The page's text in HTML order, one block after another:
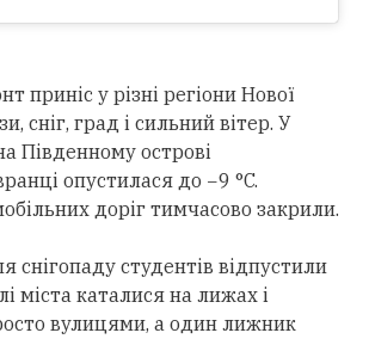
приніс у різні регіони Нової
сніг, град і сильний вітер. У
Південному острові
опустилася до −9 °C.
доріг тимчасово закрили.
снігопаду студентів відпустили
міста каталися на лижах і
вулицями, а один лижник